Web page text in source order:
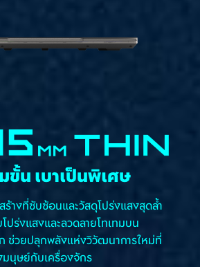
ขั้น เบาเป็นพิเศษ​
างที่ซับซ้อนและวัสดุโปร่งแสงสุดล้ำ
ร่งแสงและลวดลายโทเทมบน
ช่วยปลุกพลังแห่งวิวัฒนาการใหม่ที่
มนุษย์กับเครื่องจักร​